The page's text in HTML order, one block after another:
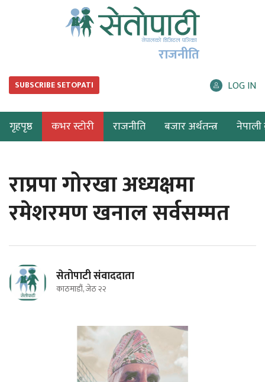
राजनीति
SUBSCRIBE SETOPATI LOG IN
गृहपृष्ठ कभर स्टोरी राजनीति बजार अर्थतन्त्र नेपाली
राप्रपा गोरखा अध्यक्षमा
रमेशरमण खनाल सर्वसम्मत
सेतोपाटी संवाददाता
काठमाडौं, जेठ २२